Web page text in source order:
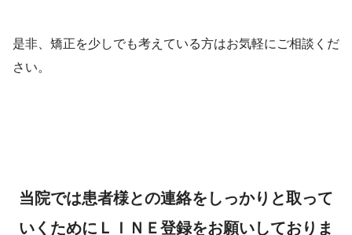
是非、矯正を少しでも考えている方はお気軽にご相談くだ
さい。
当院では患者様との連絡をしっかりと取って
いくためにＬＩＮＥ登録をお願いしておりま